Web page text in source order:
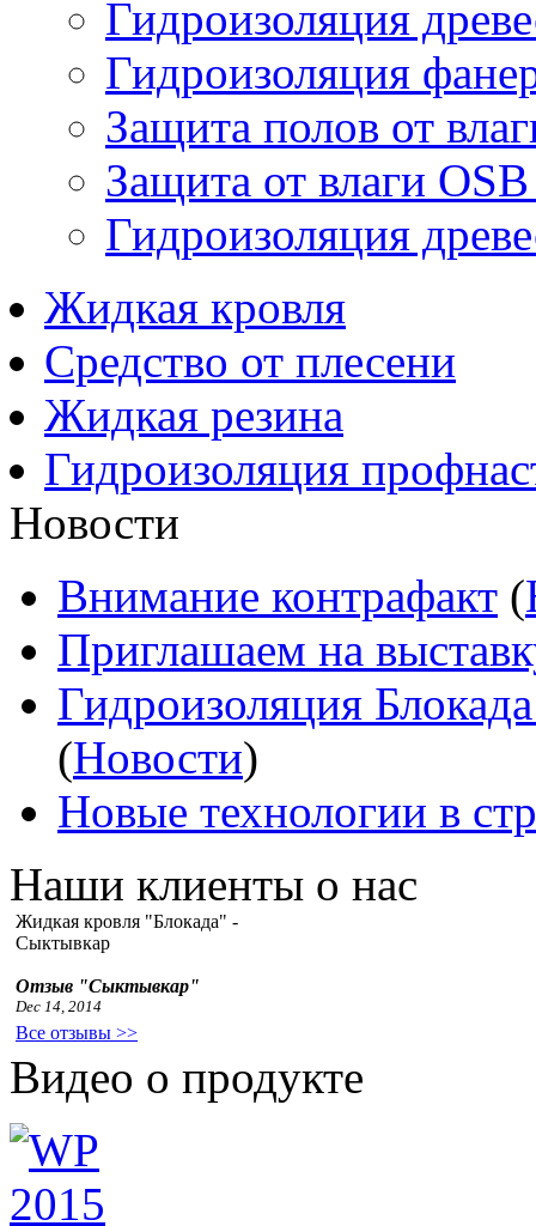
Гидроизоляция
Гидроизоляция
Защита полов от
Защита от влаги
Гидроизоляция
Жидкая кровля
Средство от плесени
Жидкая резина
Гидроизоляция
Новости
Внимание контрафакт (
Приглашаем на
Гидроизоляция
(Новости)
Новые технологии в
Наши клиенты о нас
Жидкая кровля "Блокада" -
Сыктывкар
Отзыв "Сыктывкар"
Dec 14, 2014
Все отзывы >>
Видео о продукте